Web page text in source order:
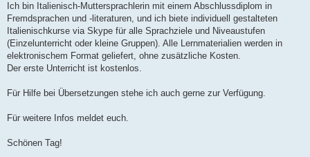
r
a
Ich bin Italienisch-Muttersprachlerin mit einem Abschlussdiplom in
Fremdsprachen und -literaturen, und ich biete individuell gestalteten
Italienischkurse via Skype für alle Sprachziele und Niveaustufen
(Einzelunterricht oder kleine Gruppen). Alle Lernmaterialien werden in
elektronischem Format geliefert, ohne zusätzliche Kosten.
Der erste Unterricht ist kostenlos.
Für Hilfe bei Übersetzungen stehe ich auch gerne zur Verfügung.
Für weitere Infos meldet euch.
Schönen Tag!